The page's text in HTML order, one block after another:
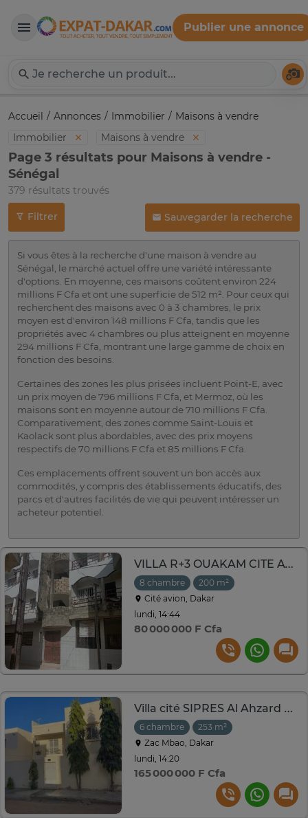
Expat-Dakar
Publier une annonce
Accueil Annonces Immobilier
Maisons à vendre
Immobilier
Maisons à vendre
Page 3 résultats pour Maisons à vendre -
Sénégal
379 résultats trouvés
Filtrer Sauvegarder la recherche
Si vous êtes à la recherche d'une maison à vendre au
Sénégal, le marché actuel offre une variété intéressante
d'options. En moyenne, ces maisons coûtent environ 224
millions F Cfa et ont une superficie de 512 m². Pour ceux qui
recherchent des maisons avec 0 à 3 chambres, le prix
moyen est d'environ 148 millions F Cfa, tandis que les
propriétés avec 4 chambres ou plus atteignent en moyenne
294 millions F Cfa, montrant une large gamme de choix en
fonction des besoins.
Certaines des zones les plus prisées incluent Point-E, avec
un prix moyen de 796 millions F Cfa, et Mermoz, où les
maisons sont en moyenne autour de 710 millions F Cfa.
Comparativement, des zones comme Saint-Louis et
Kaolack sont plus abordables, avec des prix moyens
respectifs de 70 millions F Cfa et 85 millions F Cfa.
Ces emplacements offrent souvent un bon accès aux
commodités, y compris des établissements éducatifs, des
parcs et d'autres facilités de vie qui peuvent intéresser un
acheteur potentiel.
VILLA R+3 OUAKAM CITE AVION
8 chambre
200 m²
Cité avion, Dakar
lundi, 14:44
80 000 000 F Cfa
Villa cité SIPRES Al Ahzard de Zac MBAO sortie 9
6 chambre
253 m²
Zac Mbao, Dakar
lundi, 14:20
165 000 000 F Cfa